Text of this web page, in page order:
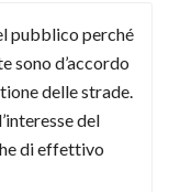
pubblico perché
sono d’accordo
delle strade.
del
di effettivo